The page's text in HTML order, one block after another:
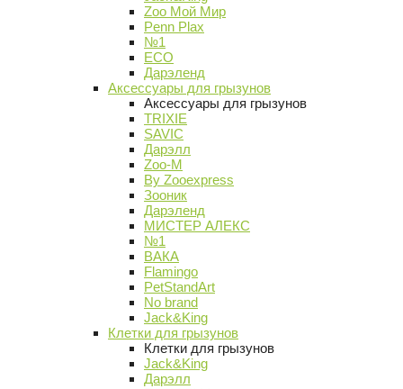
Zoo Мой Мир
Penn Plax
№1
ECO
Дарэленд
Аксессуары для грызунов
Аксессуары для грызунов
TRIXIE
SAVIC
Дарэлл
Zoo-M
By Zooexpress
Зооник
Дарэленд
МИСТЕР АЛЕКС
№1
ВАКА
Flamingo
PetStandArt
No brand
Jack&King
Клетки для грызунов
Клетки для грызунов
Jack&King
Дарэлл